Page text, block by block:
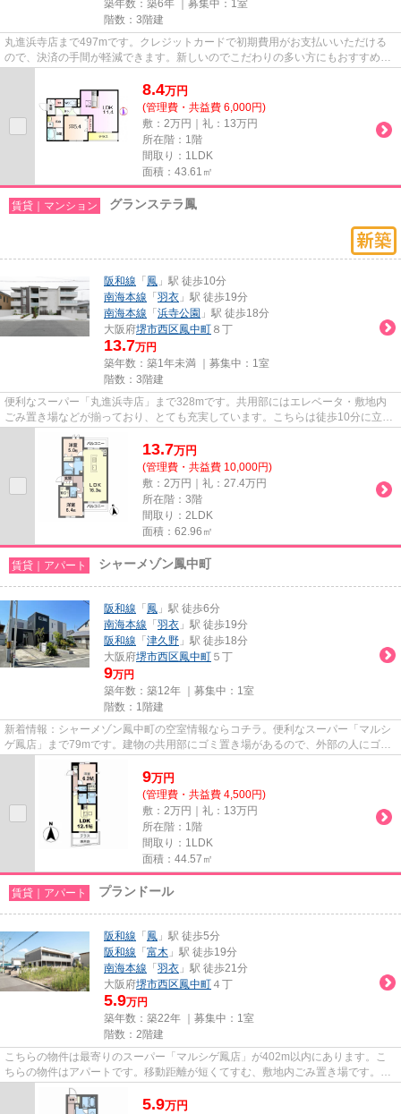
築年数：築6年 ｜募集中： 1室
階数：3階建
丸進浜寺店まで497mです。クレジットカードで初期費用がお支払いいただける
ので、決済の手間が軽減できます。新しいのでこだわりの多い方にもおすすめの
8.4万円
(管理費・共益費 6,000円)
敷：2万円｜礼：13万円
所在階：1階
間取り：1LDK
面積：43.61㎡
賃貸｜マンション グランステラ鳳
阪和線 「 鳳 」駅 徒歩10分
南海本線 「 羽衣 」駅 徒歩19分
南海本線 「 浜寺公園 」駅 徒歩18分
大阪府堺市西区鳳中町 ８丁
13.7万円
築年数：築1年未満 ｜募集中： 1室
階数：3階建
便利なスーパー「丸進浜寺店」まで328mです。共用部にはエレベータ・敷地内
ごみ置き場などが揃っており、とても充実しています。こちらは徒歩10分に立地
する物件です。こちらはマンシ...
13.7万円
(管理費・共益費 10,000円)
敷：2万円｜礼：27.4万円
所在階：3階
間取り：2LDK
面積：62.96㎡
賃貸｜アパート シャーメゾン鳳中町
阪和線 「 鳳 」駅 徒歩6分
南海本線 「 羽衣 」駅 徒歩19分
阪和線 「 津久野 」駅 徒歩18分
大阪府堺市西区鳳中町 ５丁
9万円
築年数：築12年 ｜募集中： 1室
階数：1階建
新着情報：シャーメゾン鳳中町の空室情報ならコチラ。便利なスーパー「マルシ
ゲ鳳店」まで79mです。建物の共用部にゴミ置き場があるので、外部の人にゴミ
を見られるなどのトラブルも防...
9万円
(管理費・共益費 4,500円)
敷：2万円｜礼：13万円
所在階：1階
間取り：1LDK
面積：44.57㎡
賃貸｜アパート プランドール
阪和線 「 鳳 」駅 徒歩5分
阪和線 「 富木 」駅 徒歩19分
南海本線 「 羽衣 」駅 徒歩21分
大阪府堺市西区鳳中町 ４丁
5.9万円
築年数：築22年 ｜募集中： 1室
階数：2階建
こちらの物件は最寄りのスーパー「マルシゲ鳳店」が402m以内にあります。こ
ちらの物件はアパートです。移動距離が短くてすむ、敷地内ごみ置き場です。2
駅利用可能なので、用途や行き先...
5.9万円